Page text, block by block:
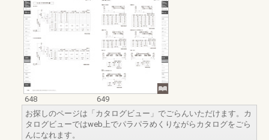
648
649
お探しのページは「カタログビュー」でごらんいただけます。カ
タログビューではweb上でパラパラめくりながらカタログをごら
んになれます。